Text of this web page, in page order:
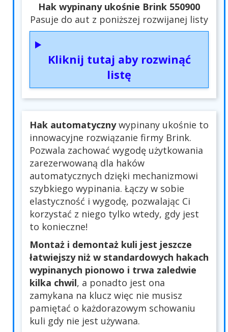
Hak wypinany ukośnie Brink 550900
Pasuje do aut z poniższej rozwijanej listy
Kliknij tutaj aby rozwinąć
listę
Hak automatycznywypinany ukośnie to
innowacyjne rozwiązanie firmy Brink.
Pozwala zachować wygodę użytkowania
zarezerwowaną dla haków
automatycznych dzięki mechanizmowi
szybkiego wypinania. Łączy w sobie
elastyczność i wygodę, pozwalając Ci
korzystać z niego tylko wtedy, gdy jest
to konieczne!
Montaż i demontaż kuli jest jeszcze
łatwiejszy niż w standardowych hakach
wypinanych pionowo i trwa zaledwie
kilka chwil, a ponadto jest ona
zamykana na klucz więc nie musisz
pamiętać o każdorazowym schowaniu
kuli gdy nie jest używana.